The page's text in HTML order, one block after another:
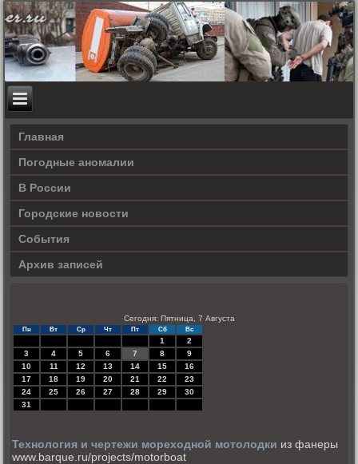
Главная
Погодные аномалии
В России
Городские новости
События
Архив записей
Сегодня: Пятница, 7 Августа
Пн Вт Ср Чт Пт Сб Вс
1
2
3
4 5 6 7 8
9
10
11 12 13 14 15
16
17
18 19 20 21 22
23
24
25 26 27 28 29
30
31
Технология и чертежи мореходной мотолодки из фанеры
www.barque.ru/projects/motorboat